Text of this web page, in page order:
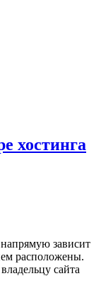
хостинга
напрямую зависит
расположены.
сайта